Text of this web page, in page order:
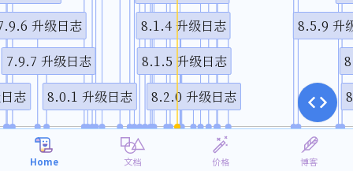
8.5.9 升
8.2.0 升级日志
8.1.5 升级日志
8.1.4 升级日志
8.0.1 升级日志
7.9.7 升级日志
升级日志
志
1月
2020
4月 7月 10月
Home 文档 价格 博客